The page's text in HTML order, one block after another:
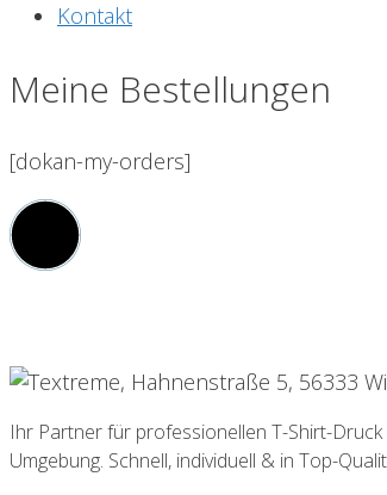
Kontakt
Meine Bestellungen
[dokan-my-orders]
Ihr Partner für professionellen T-Shirt-
Umgebung. Schnell, individuell & in Top-